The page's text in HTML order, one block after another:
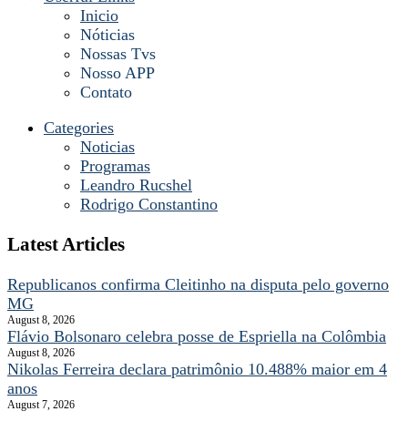
Inicio
Nóticias
Nossas Tvs
Nosso APP
Contato
Categories
Noticias
Programas
Leandro Rucshel
Rodrigo Constantino
Latest Articles
Republicanos confirma Cleitinho na disputa pelo governo
MG
August 8, 2026
Flávio Bolsonaro celebra posse de Espriella na Colômbia
August 8, 2026
Nikolas Ferreira declara patrimônio 10.488% maior em 4
anos
August 7, 2026